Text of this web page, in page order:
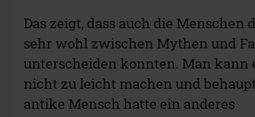
Das zeigt, dass auch die Menschen
sehr wohl zwischen Mythen und
unterscheiden konnten. Man kann
nicht zu leicht machen und
antike Mensch hatte ein anderes